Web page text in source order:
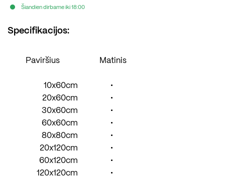
Šiandien dirbame iki 18:00
Specifikacijos:
Paviršius Matinis
10x60cm
•
20x60cm
•
30x60cm
•
60x60cm
•
80x80cm
•
20x120cm
•
60x120cm
•
120x120cm
•